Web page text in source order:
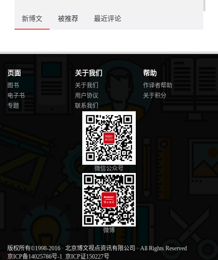
新博文 被推荐 最近评论
页面
图书
电子书
专题
关于我们
关于我们
用户协议
联系我们
帮助
作译者帮助
关于积分
微信公众号
微博
版权所有©1998-2016 · 北京博文视点资讯有限公司 · All Rights Reserved
京ICP备14025786号-1 京ICP证150227号